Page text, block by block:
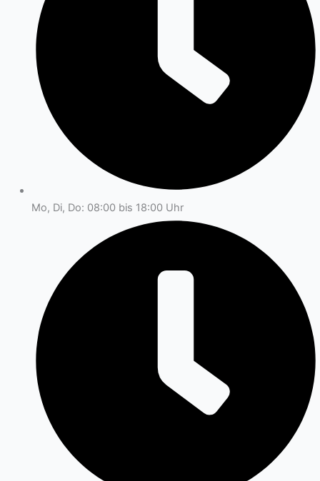
Mo, Di, Do: 08:00 bis 18:00 Uhr